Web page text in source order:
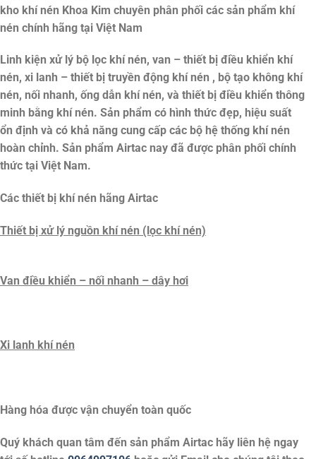
kho khí nén Khoa Kim chuyên phân phối các sản phẩm khí
nén chính hãng tại Việt Nam
Linh kiện xử lý bộ lọc khí nén, van – thiết bị điều khiển khí
nén, xi lanh – thiết bị truyền động khí nén , bộ tạo không khí
nén, nối nhanh, ống dẫn khí nén, và thiết bị điều khiển thông
minh bằng khí nén. Sản phẩm có hình thức đẹp, hiệu suất
ổn định và có khả năng cung cấp các bộ hệ thống khí nén
hoàn chỉnh. Sản phẩm Airtac nay đã được phân phối chính
thức tại Việt Nam.
Các thiết bị khí nén hãng Airtac
Thiết bị xử lý nguồn khí nén (lọc khí nén)
Van điều khiển – nối nhanh – dây hơi
Xi lanh khí nén
Hàng hóa được vận chuyển toàn quốc
Quý khách quan tâm đến sản phẩm Airtac hãy liên hệ ngay